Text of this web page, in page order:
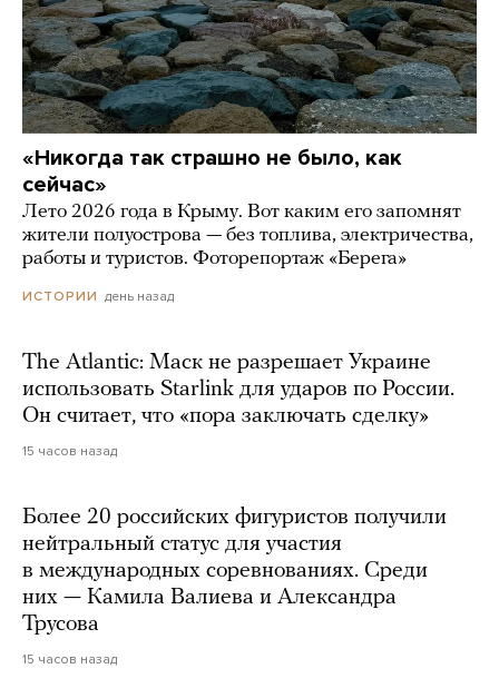
«Никогда так страшно не было, как
сейчас»
Лето 2026 года в Крыму. Вот каким его запомнят
жители полуострова — без топлива, электричества,
работы и туристов. Фоторепортаж «Берега»
ИСТОРИИ день назад
The Atlantic: Маск не разрешает Украине
использовать Starlink для ударов по России.
Он считает, что «пора заключать сделку»
15 часов назад
Более 20 российских фигуристов получили
нейтральный статус для участия
в международных соревнованиях. Среди
них — Камила Валиева и Александра
Трусова
15 часов назад